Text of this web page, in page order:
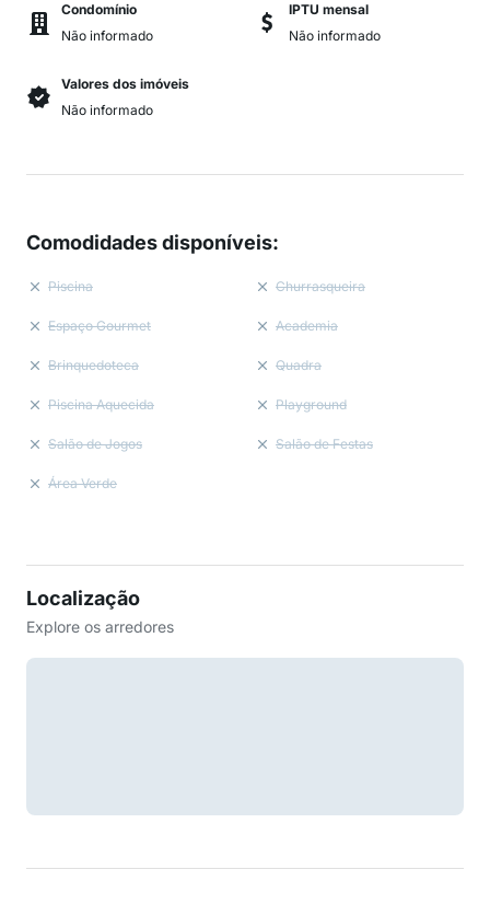
Condomínio
Não informado
IPTU mensal
Não informado
Valores dos imóveis
Não informado
Comodidades disponíveis:
Piscina Churrasqueira
Espaço Gourmet Academia
Brinquedoteca Quadra
Piscina Aquecida Playground
Salão de Jogos Salão de Festas
Área Verde
Localização
Explore os arredores